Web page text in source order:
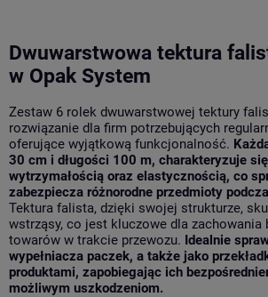
Dwuwarstwowa tektura
w Opak System
Zestaw 6 rolek dwuwarstwowej tektury
rozwiązanie dla firm potrzebujących
oferujące wyjątkową funkcjonalność.
30 cm i długości 100 m, charakteryzuje
wytrzymałością oraz elastycznością, co
zabezpiecza różnorodne przedmioty
Tektura falista, dzięki swojej strukturze,
wstrząsy, co jest kluczowe dla zachowania
towarów w trakcie przewozu. Idealnie
wypełniacza paczek, a także jako
produktami, zapobiegając ich
możliwym uszkodzeniom.